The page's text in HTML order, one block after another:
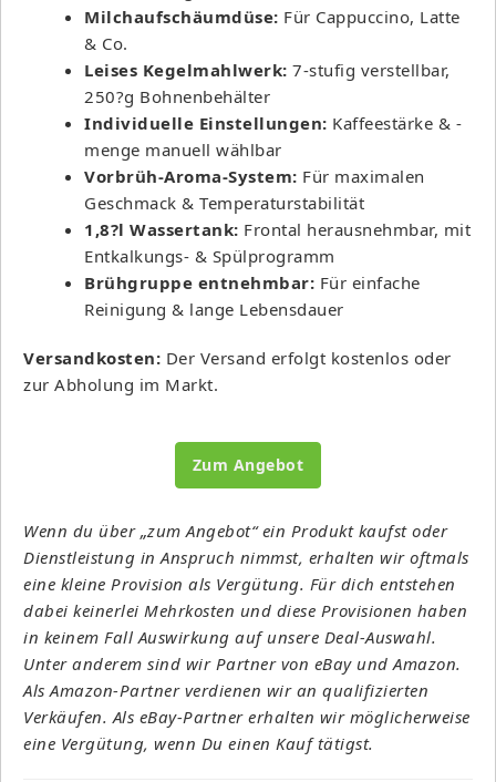
Milchaufschäumdüse: Für Cappuccino, Latte
& Co.
Leises Kegelmahlwerk: 7-stufig verstellbar,
250?g Bohnenbehälter
Individuelle Einstellungen: Kaffeestärke & -
menge manuell wählbar
Vorbrüh-Aroma-System: Für maximalen
Geschmack & Temperaturstabilität
1,8?l Wassertank: Frontal herausnehmbar, mit
Entkalkungs- & Spülprogramm
Brühgruppe entnehmbar: Für einfache
Reinigung & lange Lebensdauer
Versandkosten: Der Versand erfolgt kostenlos oder
zur Abholung im Markt.
Zum Angebot
Wenn du über „zum Angebot“ ein Produkt kaufst oder
Dienstleistung in Anspruch nimmst, erhalten wir oftmals
eine kleine Provision als Vergütung. Für dich entstehen
dabei keinerlei Mehrkosten und diese Provisionen haben
in keinem Fall Auswirkung auf unsere Deal-Auswahl.
Unter anderem sind wir Partner von eBay und Amazon.
Als Amazon-Partner verdienen wir an qualifizierten
Verkäufen. Als eBay-Partner erhalten wir möglicherweise
eine Vergütung, wenn Du einen Kauf tätigst.